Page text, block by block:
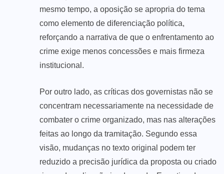
mesmo tempo, a oposição se apropria do tema
como elemento de diferenciação política,
reforçando a narrativa de que o enfrentamento ao
crime exige menos concessões e mais firmeza
institucional.
Por outro lado, as críticas dos governistas não se
concentram necessariamente na necessidade de
combater o crime organizado, mas nas alterações
feitas ao longo da tramitação. Segundo essa
visão, mudanças no texto original podem ter
reduzido a precisão jurídica da proposta ou criado